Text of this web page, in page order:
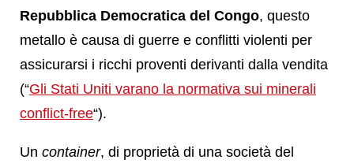
Repubblica Democratica del Congo, questo
metallo è causa di guerre e conflitti violenti per
assicurarsi i ricchi proventi derivanti dalla vendita
(“Gli Stati Uniti varano la normativa sui minerali
conflict-free“).
Un container, di proprietà di una società del